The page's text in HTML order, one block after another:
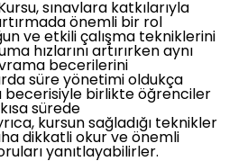
sınavlara katkılarıyla
önemli bir rol
ve etkili çalışma tekniklerini
hızlarını artırırken aynı
becerilerini
süre yönetimi oldukça
becerisiyle birlikte öğrenciler
sürede
kursun sağladığı teknikler
dikkatli okur ve önemli
yanıtlayabilirler.